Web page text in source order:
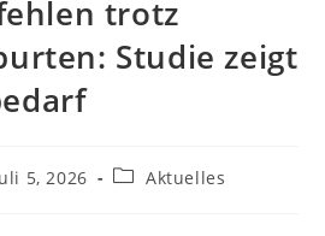
trotz
Studie zeigt
5, 2026
Beitrags-
Aktuelles